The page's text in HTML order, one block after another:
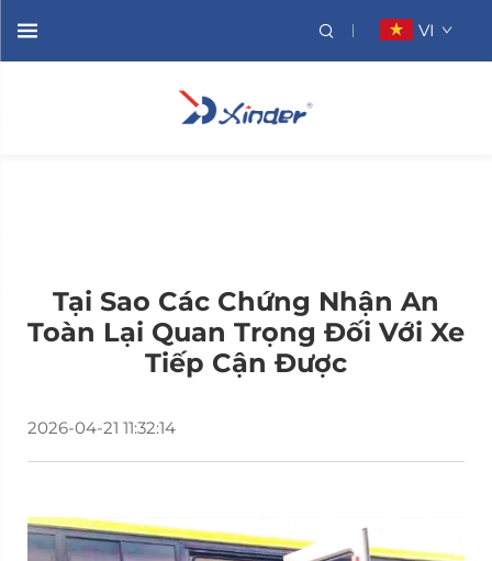
VI
Tại Sao Các Chứng Nhận An
Toàn Lại Quan Trọng Đối Với Xe
Tiếp Cận Được
2026-04-21 11:32:14